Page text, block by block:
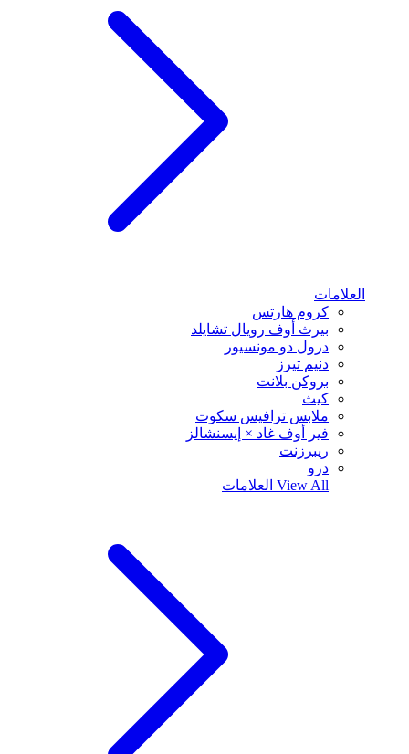
العلامات
كروم هارتس
بيرث أوف رويال تشايلد
درول دو مونسيور
دنيم تيرز
بروكن بلانت
كيث
ملابس ترافيس سكوت
فير أوف غاد × إيسنشالز
ريبرزنت
درو
View All العلامات